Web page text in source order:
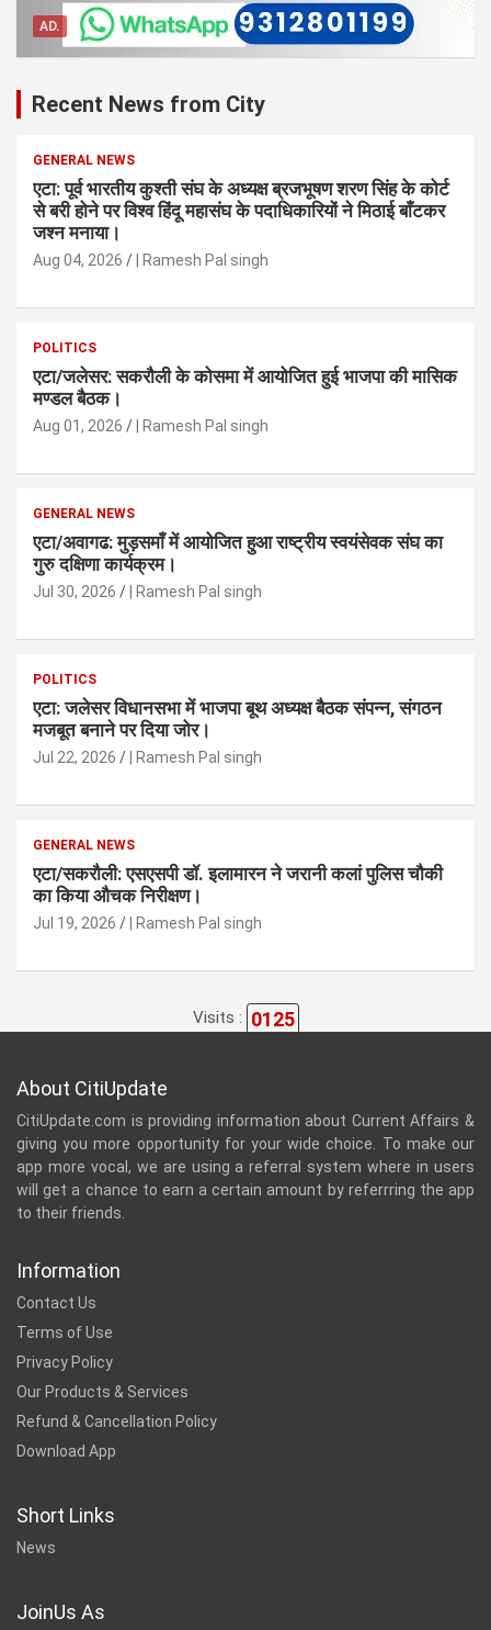
AD.
Recent News from City
GENERAL NEWS
एटा: पूर्व भारतीय कुश्ती संघ के अध्यक्ष ब्रजभूषण शरण सिंह के कोर्ट
से बरी होने पर विश्व हिंदू महासंघ के पदाधिकारियों ने मिठाई बाँटकर
जश्न मनाया।
Aug 04, 2026 | Ramesh Pal singh
POLITICS
एटा/जलेसर: सकरौली के कोसमा में आयोजित हुई भाजपा की मासिक
मण्डल बैठक।
Aug 01, 2026 | Ramesh Pal singh
GENERAL NEWS
एटा/अवागढ: मुड़समाँ में आयोजित हुआ राष्ट्रीय स्वयंसेवक संघ का
गुरु दक्षिणा कार्यक्रम।
Jul 30, 2026 | Ramesh Pal singh
POLITICS
एटा: जलेसर विधानसभा में भाजपा बूथ अध्यक्ष बैठक संपन्न, संगठन
मजबूत बनाने पर दिया जोर।
Jul 22, 2026 | Ramesh Pal singh
GENERAL NEWS
एटा/सकरौली: एसएसपी डॉ. इलामारन ने जरानी कलां पुलिस चौकी
का किया औचक निरीक्षण।
Jul 19, 2026 | Ramesh Pal singh
Visits : 0125
About CitiUpdate
CitiUpdate.com is providing information about Current Affairs &
giving you more opportunity for your wide choice. To make our
app more vocal, we are using a referral system where in users
will get a chance to earn a certain amount by referrring the app
to their friends.
Information
Contact Us
Terms of Use
Privacy Policy
Our Products & Services
Refund & Cancellation Policy
Download App
Short Links
News
JoinUs As